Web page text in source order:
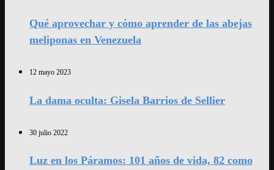
Qué aprovechar y cómo aprender de las abejas
meliponas en Venezuela
12 mayo 2023
La dama oculta: Gisela Barrios de Sellier
30 julio 2022
Luz en los Páramos: 101 años de vida, 82 como